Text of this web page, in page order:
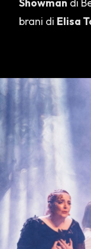
brani di Elisa